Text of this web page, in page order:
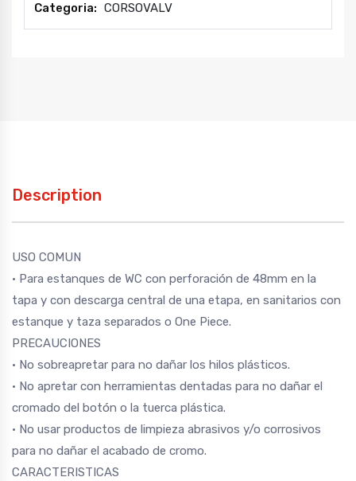
Categoria: CORSOVALV
Description
USO COMUN
• Para estanques de WC con perforación de 48mm en la
tapa y con descarga central de una etapa, en sanitarios con
estanque y taza separados o One Piece.
PRECAUCIONES
• No sobreapretar para no dañar los hilos plásticos.
• No apretar con herramientas dentadas para no dañar el
cromado del botón o la tuerca plástica.
• No usar productos de limpieza abrasivos y/o corrosivos
para no dañar el acabado de cromo.
CARACTERISTICAS